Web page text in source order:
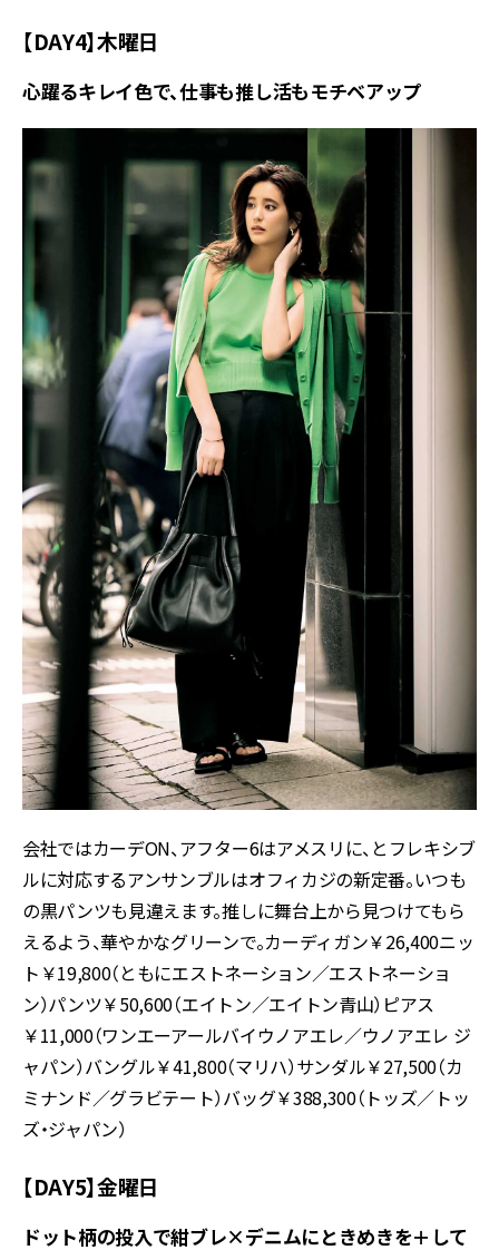
【DAY4】木曜日
心躍るキレイ色で、仕事も推し活もモチベアップ
会社ではカーデON、アフター6はアメスリに、とフレキシブ
ルに対応するアンサンブルはオフィカジの新定番。いつも
の黒パンツも見違えます。推しに舞台上から見つけてもら
えるよう、華やかなグリーンで。カーディガン￥26,400ニッ
ト￥19,800（ともにエストネーション／エストネーショ
ン）パンツ￥50,600（エイトン／エイトン青山）ピアス
￥11,000（ワンエーアールバイウノアエレ／ウノアエレ ジ
ャパン）バングル￥41,800（マリハ）サンダル￥27,500（カ
ミナンド／グラビテート）バッグ￥388,300（トッズ／トッ
ズ・ジャパン）
【DAY5】金曜日
ドット柄の投入で紺ブレ×デニムにときめきを＋して